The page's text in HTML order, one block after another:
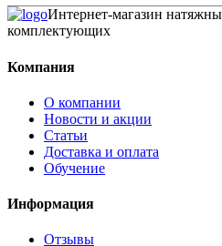
Интернет-магазин
комплектующих
Компания
О компании
Новости и акции
Статьи
Доставка и оплата
Обучение
Информация
Отзывы